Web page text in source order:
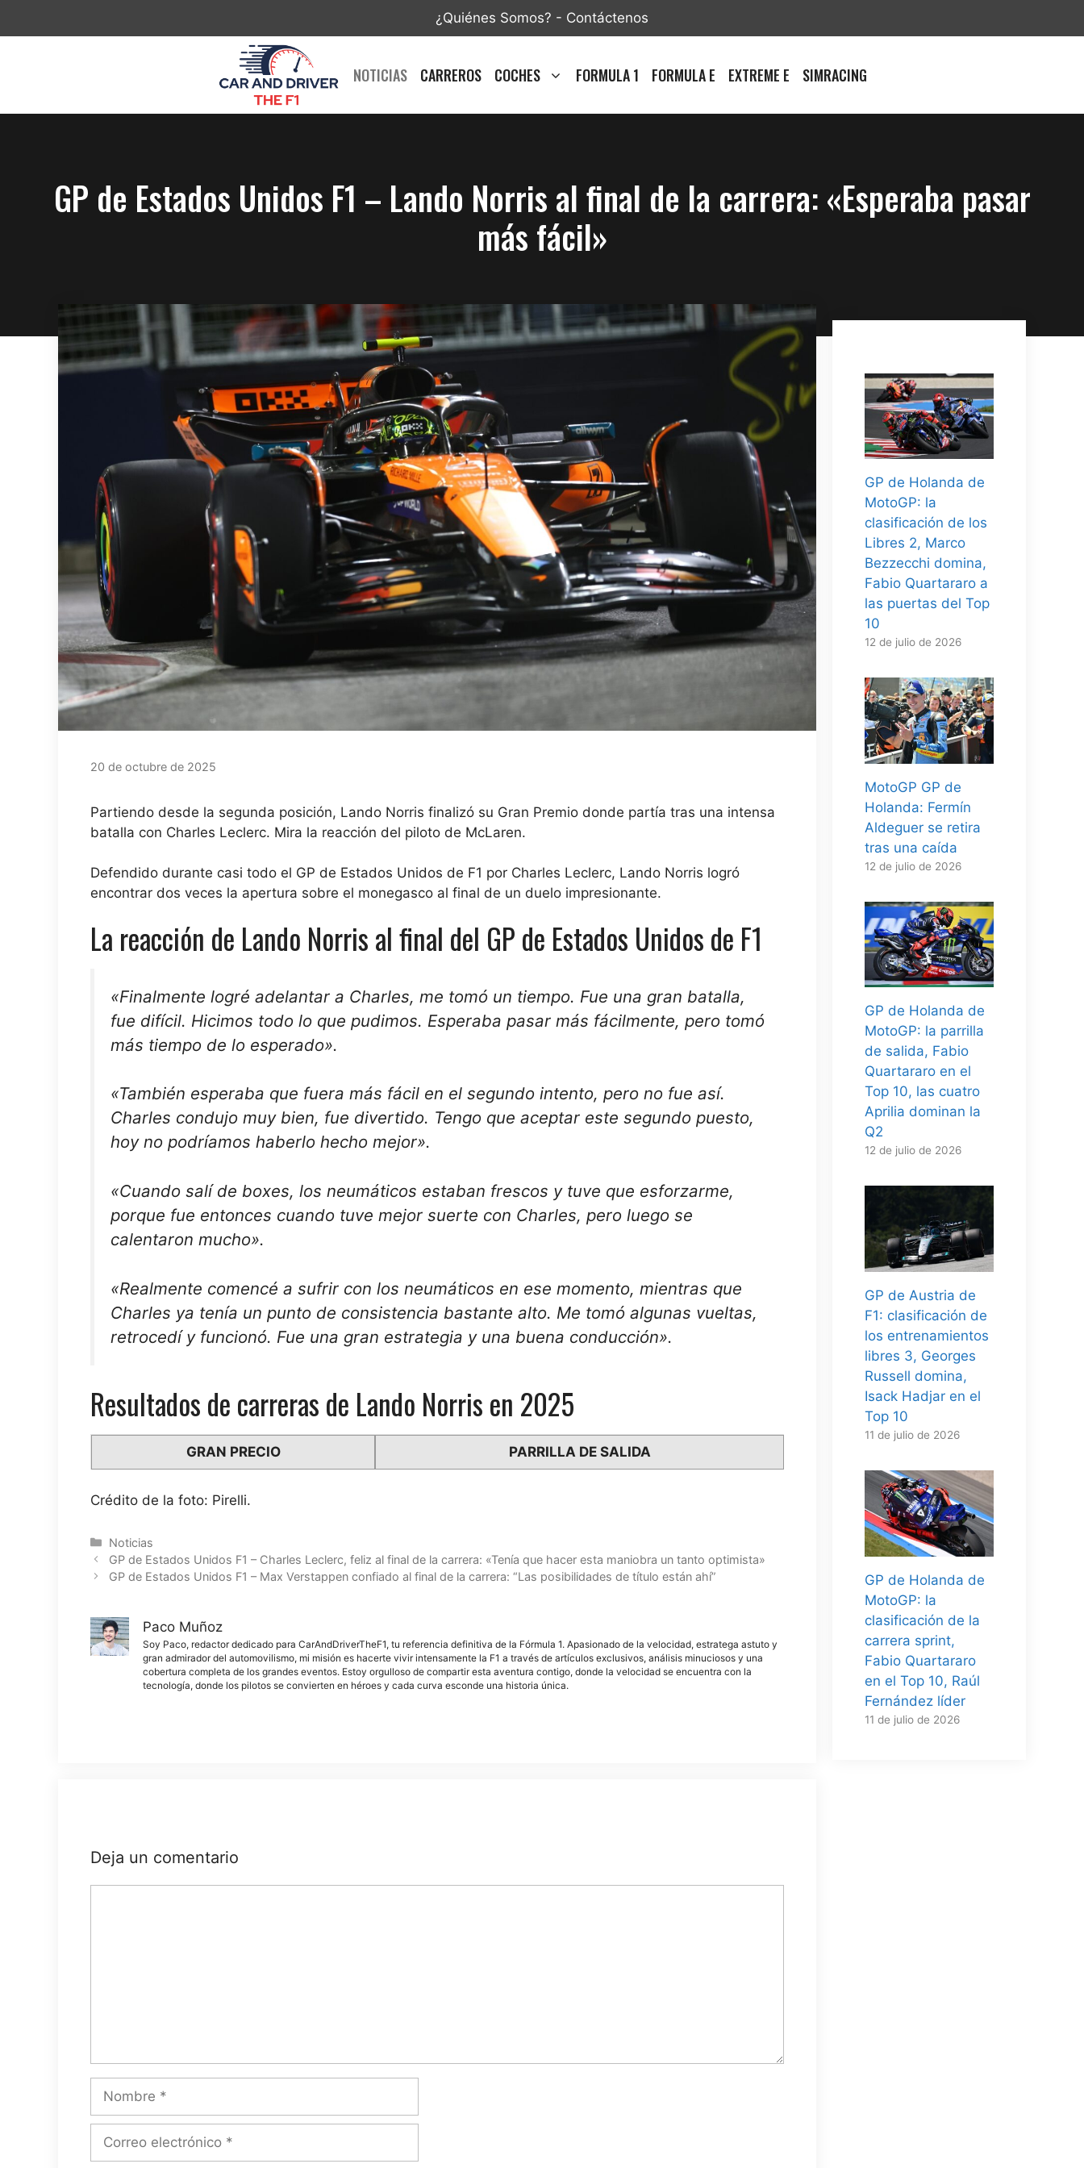
¿Quiénes Somos? - Contáctenos
NOTICIAS CARREROS COCHES FORMULA 1 FORMULA E EXTREME E SIMRACING
GP de Estados Unidos F1 – Lando Norris al final de la carrera: «Esperaba pasar
más fácil»
20 de octubre de 2025
Partiendo desde la segunda posición, Lando Norris finalizó su Gran Premio donde partía tras una intensa
batalla con Charles Leclerc. Mira la reacción del piloto de McLaren.
Defendido durante casi todo el GP de Estados Unidos de F1 por Charles Leclerc, Lando Norris logró
encontrar dos veces la apertura sobre el monegasco al final de un duelo impresionante.
La reacción de Lando Norris al final del GP de Estados Unidos de F1
«Finalmente logré adelantar a Charles, me tomó un tiempo. Fue una gran batalla,
fue difícil. Hicimos todo lo que pudimos. Esperaba pasar más fácilmente, pero tomó
más tiempo de lo esperado».
«También esperaba que fuera más fácil en el segundo intento, pero no fue así.
Charles condujo muy bien, fue divertido. Tengo que aceptar este segundo puesto,
hoy no podríamos haberlo hecho mejor».
«Cuando salí de boxes, los neumáticos estaban frescos y tuve que esforzarme,
porque fue entonces cuando tuve mejor suerte con Charles, pero luego se
calentaron mucho».
«Realmente comencé a sufrir con los neumáticos en ese momento, mientras que
Charles ya tenía un punto de consistencia bastante alto. Me tomó algunas vueltas,
retrocedí y funcionó. Fue una gran estrategia y una buena conducción».
Resultados de carreras de Lando Norris en 2025
GRAN PRECIO PARRILLA DE SALIDA
Crédito de la foto: Pirelli.
Categorías
Noticias
GP de Estados Unidos F1 – Charles Leclerc, feliz al final de la carrera: «Tenía que hacer esta maniobra un tanto optimista»
GP de Estados Unidos F1 – Max Verstappen confiado al final de la carrera: “Las posibilidades de título están ahí”
Paco Muñoz
Soy Paco, redactor dedicado para CarAndDriverTheF1, tu referencia definitiva de la Fórmula 1. Apasionado de la velocidad, estratega astuto y
gran admirador del automovilismo, mi misión es hacerte vivir intensamente la F1 a través de artículos exclusivos, análisis minuciosos y una
cobertura completa de los grandes eventos. Estoy orgulloso de compartir esta aventura contigo, donde la velocidad se encuentra con la
tecnología, donde los pilotos se convierten en héroes y cada curva esconde una historia única.
Deja un comentario
electrónico
GP de Holanda de
MotoGP: la
clasificación de los
Libres 2, Marco
Bezzecchi domina,
Fabio Quartararo a
las puertas del Top
10
12 de julio de 2026
MotoGP GP de
Holanda: Fermín
Aldeguer se retira
tras una caída
12 de julio de 2026
GP de Holanda de
MotoGP: la parrilla
de salida, Fabio
Quartararo en el
Top 10, las cuatro
Aprilia dominan la
Q2
12 de julio de 2026
GP de Austria de
F1: clasificación de
los entrenamientos
libres 3, Georges
Russell domina,
Isack Hadjar en el
Top 10
11 de julio de 2026
GP de Holanda de
MotoGP: la
clasificación de la
carrera sprint,
Fabio Quartararo
en el Top 10, Raúl
Fernández líder
11 de julio de 2026